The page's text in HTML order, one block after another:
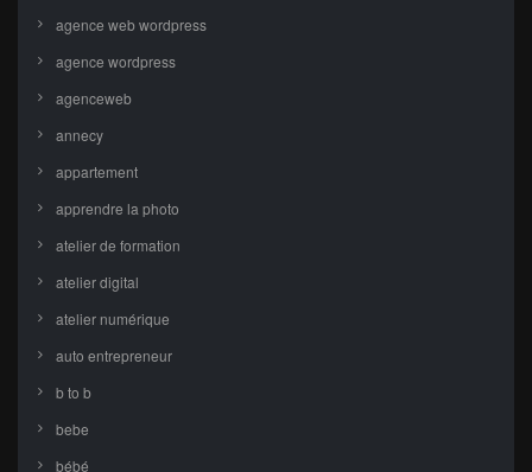
agence web wordpress
agence wordpress
agenceweb
annecy
appartement
apprendre la photo
atelier de formation
atelier digital
atelier numérique
auto entrepreneur
b to b
bebe
bébé